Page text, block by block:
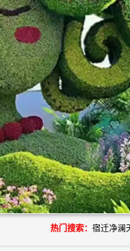
热门搜索：